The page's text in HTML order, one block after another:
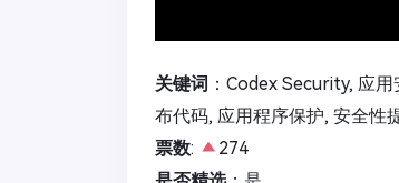
关键词 ：Codex Security, 应
布代码, 应用程序保护, 安全性
票数:
274